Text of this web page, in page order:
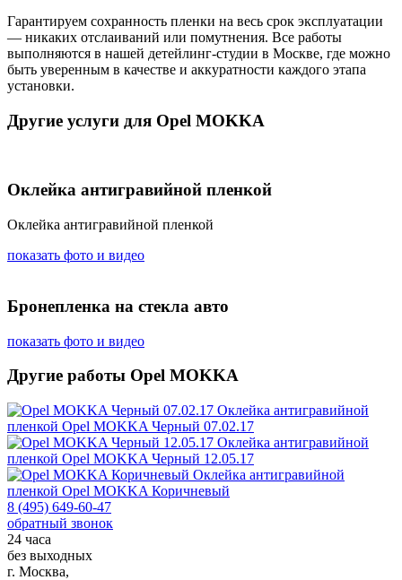
Гарантируем сохранность пленки на весь срок эксплуатации
— никаких отслаиваний или помутнения. Все работы
выполняются в нашей детейлинг-студии в Москве, где можно
быть уверенным в качестве и аккуратности каждого этапа
установки.
Другие услуги для Opel MOKKA
Оклейка антигравийной пленкой
Оклейка антигравийной пленкой
показать фото и видео
Бронепленка на стекла авто
показать фото и видео
Другие работы Opel MOKKA
Оклейка антигравийной
пленкой Opel MOKKA Черный 07.02.17
Оклейка антигравийной
пленкой Opel MOKKA Черный 12.05.17
Оклейка антигравийной
пленкой Opel MOKKA Коричневый
8 (495) 649-60-47
обратный звонок
24 часа
без выходных
г. Москва,